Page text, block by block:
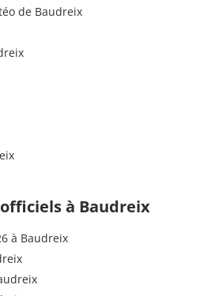
de Baudreix
à Baudreix
à Baudreix